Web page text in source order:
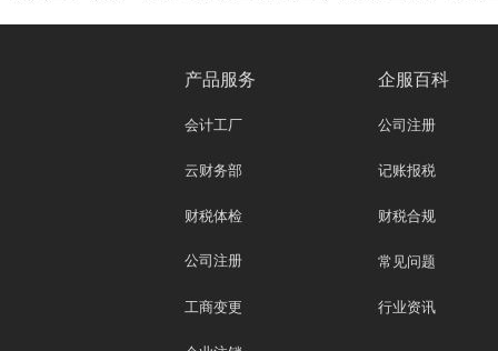
产品服务
会计工厂
云财务部
财税体检
公司注册
工商变更
企服百科
公司注册
记账报税
财税合规
常见问题
行业资讯